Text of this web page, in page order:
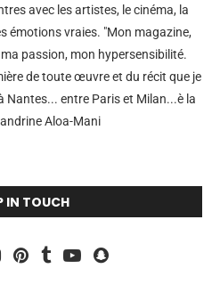
avec les artistes, le cinéma, la
émotions vraies. "Mon magazine,
passion, mon hypersensibilité.
de toute œuvre et du récit que je
Nantes... entre Paris et Milan...è la
Aloa-Mani
IN TOUCH